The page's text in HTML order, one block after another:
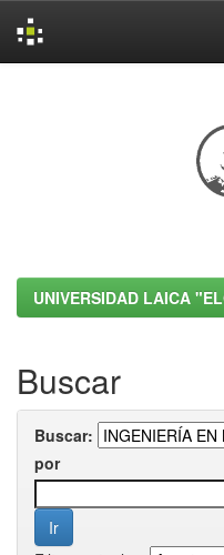
UNIVERSIDAD LAICA
Buscar
Buscar:
por